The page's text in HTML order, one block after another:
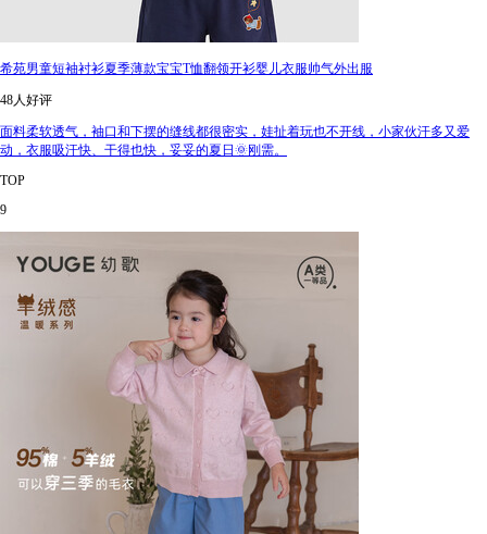
希苑男童短袖衬衫夏季薄款宝宝T恤翻领开衫婴儿衣服帅气外出服
48人好评
面料柔软透气，袖口和下摆的缝线都很密实，娃扯着玩也不开线，小家伙汗多又爱
动，衣服吸汗快、干得也快，妥妥的夏日🌞刚需。
TOP
9